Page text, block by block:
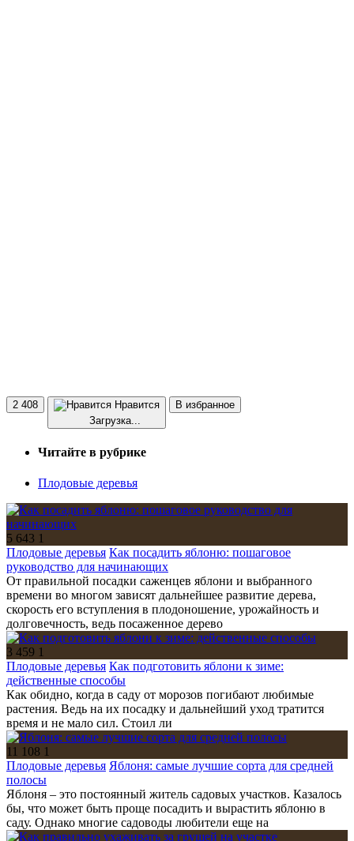
2 408
Нравится
Загрузка...
В избранное
Читайте в рубрике
Плодовые деревья
5 643 1
Плодовые деревья Как посадить яблоню: пошаговое
руководство для начинающих
От правильной посадки саженцев яблони и выбранного
времени во многом зависят дальнейшее развитие дерева,
скорость его вступления в плодоношение, урожайность и
долговечность, ведь посаженное дерево
3 459 1
Плодовые деревья Как подготовить яблони к зиме:
действенные способы
Как обидно, когда в саду от морозов погибают любимые
растения. Ведь на их посадку и дальнейший уход тратится
время и не мало сил. Стоил ли
11 108 1
Плодовые деревья Яблоня: самые лучшие сорта для средней
полосы
Яблоня – это постоянный житель садовых участков. Казалось
бы, что может быть проще посадить и вырастить яблоню в
саду. Однако многие садоводы любители еще на